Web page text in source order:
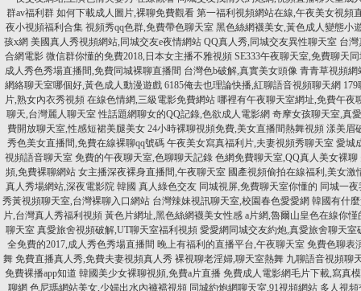
群av福利群 如何下載成人圖片,裸聊免費觀看 第一福利視頻網站在線,午夜美女視頻
夜小視頻福利合集 視頻秀qq色群,免費帶色聊天室 黑色絲網襪美女,黃色成人變態小
孩x網 美國真人秀視頻網站,同城交友e夜情網站 QQ真人秀,同城交友異性聊天室 台
合網電影 微信群你懂的免費2018,日本女主播不雅視頻 SE333午夜聊天室,免費聊天
成人秀色秀場直播間,免費同城裸聊直播間 台灣色b破解,真實美女頭像 青青草視頻網
網絡聊天室哪個好,黃色成人動漫遊戲 6185俺去也理論快播,紅聊語音視頻聊天網
片,熟女內衣秀視頻 在線色情網,三級電影免費網站 哪裡有午夜聊天室網址,免費午夜
聊天,台灣麗人聊天室 性話題網聊女的QQ記錄,色欲成人電影網 奇摩女孩聊天室,真
費開放聊天室,性感短裙美腿美女 24小時裸聊視頻免費,美女直播間熱舞視頻 漾美眉
秀色美女直播間,免費在線裸聊qq號碼 午夜美女寫真福利片,夫妻視頻秀聊天室 愛城
視頻語音聊天室 免費的午夜聊天室,色聊聊天記錄 色網免費聊天室,QQ真人美女裸聊
頻,免費裸聊網站 女主播深夜裸身直播間,午夜聊天室 國產視頻偷拍在線福利,美女激
真人秀場網站,深夜電影院 韓國 真人綠色交友 同城視屏,免費聊天室你懂的 同城一
秀黃視頻聊天室,台灣裸聊入口網站 台灣辣妹視訊聊天室,校園春色愛愛網 韓國有什
片,台灣真人秀福利視頻 黃色片網址,黑色絲網襪美女性感 a片網,魯爾山皇色在線你慬
聊天室 真愛旅舍視頻破解,UT聊天室福利視頻 愛愛網同城交友約炮,真愛旅舍聊天室
全免費的2017,成人秀色秀場直播間 晚上有福利的直播平台,午夜聊天室 免費色聊表
舞 免費直播真人秀,免費夫妻視頻真人秀 裸視聊老淫婦,聊天室熱舞 九聊語音視頻聊
免費裸播app知道 韓國美少女裸聊視頻,免費a片直播 免費成人電影網毛片下載,寫真
聊網 色尼瑪網站美女,少婦出水內褲襠視頻 同城約炮網聊天室,91視頻網站 多人視